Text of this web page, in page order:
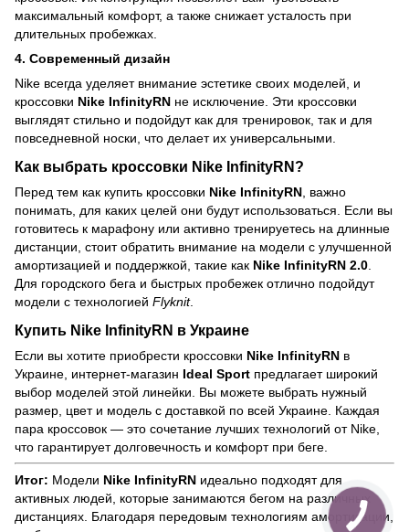
максимальный комфорт, а также снижает усталость при
длительных пробежках.
4. Современный дизайн
Nike всегда уделяет внимание эстетике своих моделей, и
кроссовки Nike InfinityRN не исключение. Эти кроссовки
выглядят стильно и подойдут как для тренировок, так и для
повседневной носки, что делает их универсальными.
Как выбрать кроссовки Nike InfinityRN?
Перед тем как купить кроссовки Nike InfinityRN , важно
понимать, для каких целей они будут использоваться. Если вы
готовитесь к марафону или активно тренируетесь на длинные
дистанции, стоит обратить внимание на модели с улучшенной
амортизацией и поддержкой, такие как Nike InfinityRN 2.0
Для городского бега и быстрых пробежек отлично подойдут
модели с технологией Flyknit.
Купить Nike InfinityRN в Украине
Если вы хотите приобрести кроссовки Nike InfinityRN в
Украине, интернет-магазин Ideal Sport предлагает широкий
выбор моделей этой линейки. Вы можете выбрать нужный
размер, цвет и модель с доставкой по всей Украине. Каждая
пара кроссовок — это сочетание лучших технологий от Nike,
что гарантирует долговечность и комфорт при беге.
Итог: Модели Nike InfinityRN идеально подходят для
активных людей, которые занимаются бегом на различных
дистанциях. Благодаря передовым технологиям амортизации,